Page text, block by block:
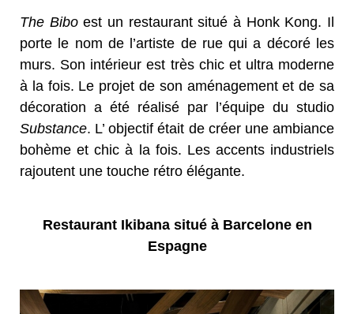
The Biboest un restaurant situé à Honk Kong. Il
porte le nom de l’artiste de rue qui a décoré les
murs. Son intérieur est très chic et ultra moderne
à la fois. Le projet de son aménagement et de sa
décoration a été réalisé par l’équipe du studio
Substance. L’ objectif était de créer une ambiance
bohème et chic à la fois. Les accents industriels
rajoutent une touche rétro élégante.
Restaurant Ikibana situé à Barcelone en
Espagne